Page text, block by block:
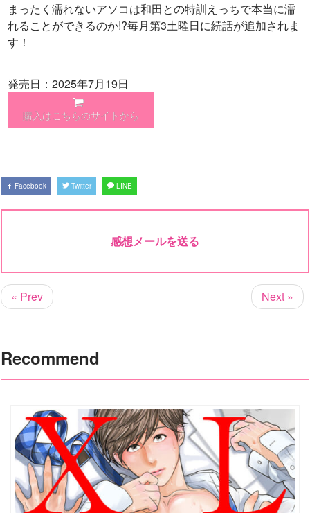
まったく濡れないアソコは和田との特訓えっちで本当に濡
れることができるのか!?毎月第3土曜日に続話が追加されま
す！
発売日：2025年7月19日
購入はこちらのサイトから
Facebook Twitter LINE
感想メールを送る
« Prev Next »
Recommend